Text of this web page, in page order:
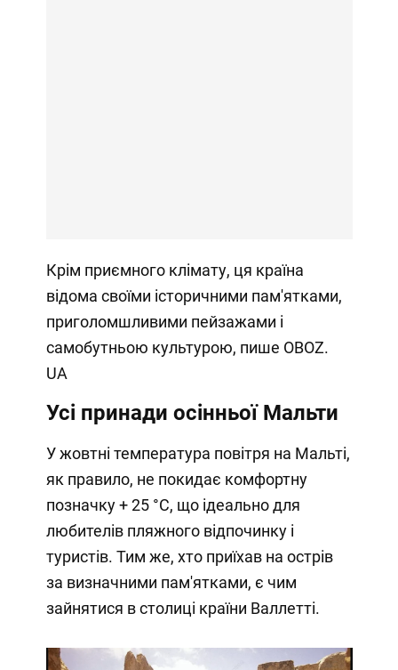
Крім приємного клімату, ця країна
відома своїми історичними пам'ятками,
приголомшливими пейзажами і
самобутньою культурою, пише OBOZ.
UA
Усі принади осінньої Мальти
У жовтні температура повітря на Мальті,
як правило, не покидає комфортну
позначку + 25 °C, що ідеально для
любителів пляжного відпочинку і
туристів. Тим же, хто приїхав на острів
за визначними пам'ятками, є чим
зайнятися в столиці країни Валлетті.